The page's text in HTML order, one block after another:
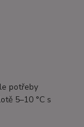
potřeby
5–10 °C s